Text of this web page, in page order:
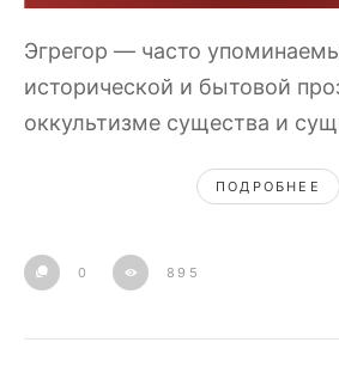
Эгрегор — часто
исторической и бытовой
оккультизме существа и
ПОДРОБНЕЕ
0 895